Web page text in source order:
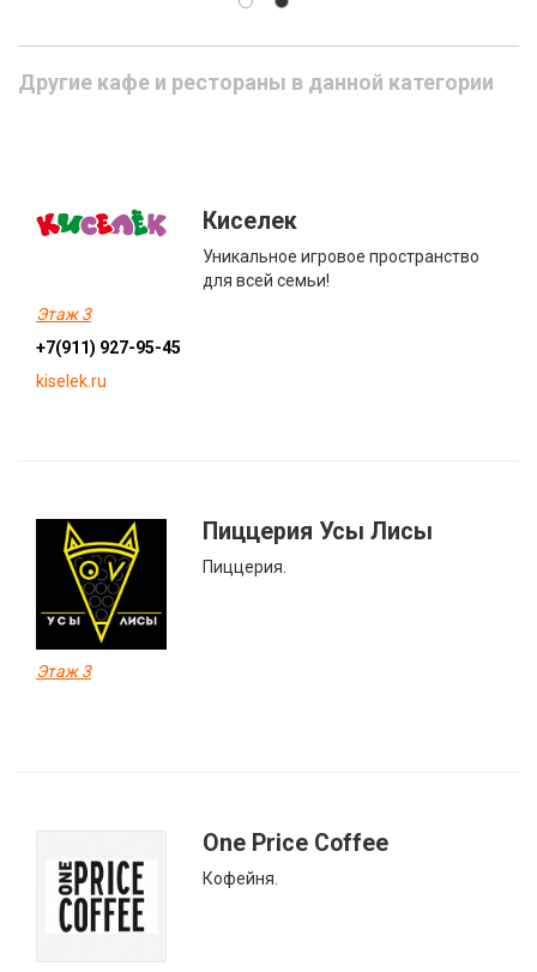
Другие кафе и рестораны в данной категории
Киселек
Уникальное игровое пространство
для всей семьи!
Этаж 3
+7(911) 927-95-45
kiselek.ru
Пиццерия Усы Лисы
Пиццерия.
Этаж 3
One Price Coffee
Кофейня.